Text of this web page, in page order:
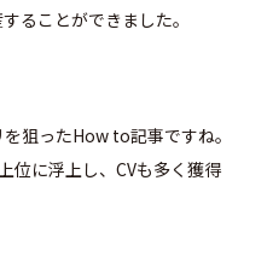
ることができました。
を狙ったHow to記事ですね。
位に浮上し、CVも多く獲得